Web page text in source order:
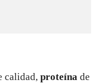
calidad, proteína de